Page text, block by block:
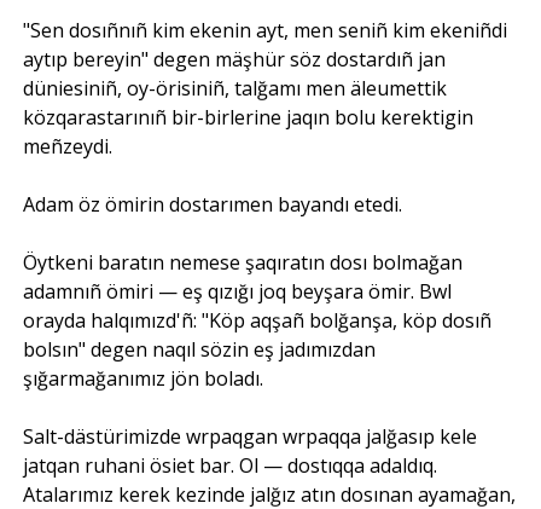
"Sen dosıñnıñ kim ekenin ayt, men seniñ kim ekeniñdi
aytıp bereyin" degen mäşhür söz dostardıñ jan
düniesiniñ, oy-örisiniñ, talğamı men äleumettik
közqarastarınıñ bir-birlerine jaqın bolu kerektigin
meñzeydi.
Adam öz ömirin dostarımen bayandı etedi.
Öytkeni baratın nemese şaqıratın dosı bolmağan
adamnıñ ömiri — eş qızığı joq beyşara ömir. Bwl
orayda halqımızd'ñ: "Köp aqşañ bolğanşa, köp dosıñ
bolsın" degen naqıl sözin eş jadımızdan
şığarmağanımız jön boladı.
Salt-dästürimizde wrpaqgan wrpaqqa jalğasıp kele
jatqan ruhani ösiet bar. Ol — dostıqqa adaldıq.
Atalarımız kerek kezinde jalğız atın dosınan ayamağan,